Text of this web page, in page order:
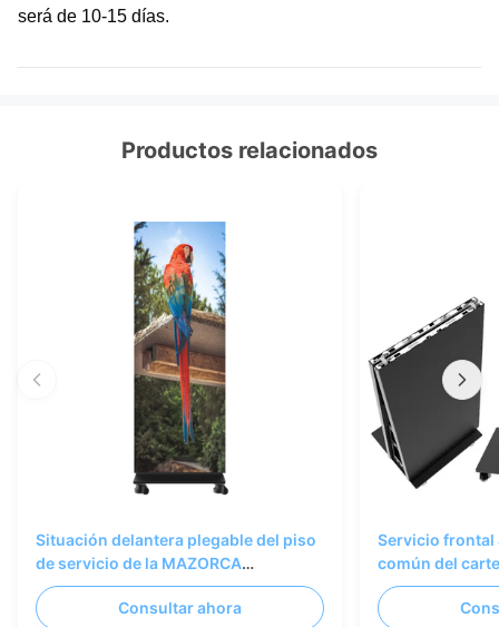
será de 10-15 días.
Productos relacionados
Situación delantera plegable del piso
de servicio de la MAZORCA
600x1687.5m m del cartel de P1.25
Smart LED
Consultar ahora
Servicio frontal
común del
cátodo LED de